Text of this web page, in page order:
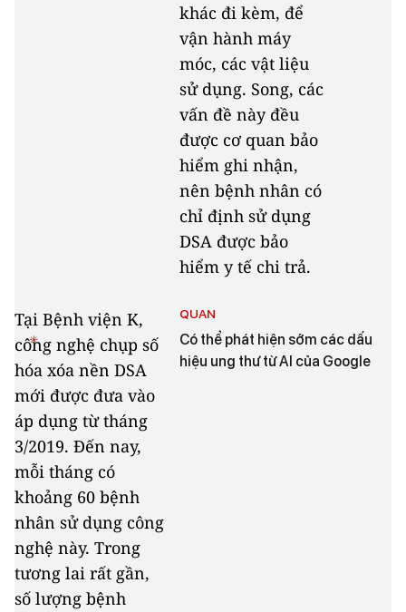
khác đi kèm, để
vận hành máy
móc, các vật liệu
sử dụng. Song, các
vấn đề này đều
được cơ quan bảo
hiểm ghi nhận,
nên bệnh nhân có
chỉ định sử dụng
DSA được bảo
hiểm y tế chi trả.
Tại Bệnh viện K,
công nghệ chụp số
hóa xóa nền DSA
mới được đưa vào
áp dụng từ tháng
3/2019. Đến nay,
mỗi tháng có
khoảng 60 bệnh
nhân sử dụng công
nghệ này. Trong
tương lai rất gần,
số lượng bệnh
QUAN
Có thể phát hiện sớm các dấu
hiệu ung thư từ AI của Google